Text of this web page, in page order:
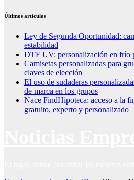
Últimos artículos
Ley de Segunda Oportunidad:
estabilidad
DTF UV: personalización en frío
Camisetas personalizadas para
claves de elección
El uso de sudaderas
de marca en los grupos
Nace FindHipoteca: acceso a la
gratuito, experto y personalizado